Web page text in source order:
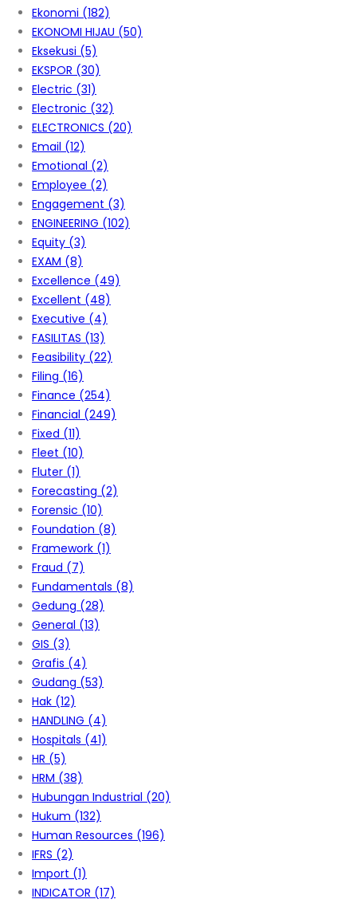
Ekonomi (182)
EKONOMI HIJAU (50)
Eksekusi (5)
EKSPOR (30)
Electric (31)
Electronic (32)
ELECTRONICS (20)
Email (12)
Emotional (2)
Employee (2)
Engagement (3)
ENGINEERING (102)
Equity (3)
EXAM (8)
Excellence (49)
Excellent (48)
Executive (4)
FASILITAS (13)
Feasibility (22)
Filing (16)
Finance (254)
Financial (249)
Fixed (11)
Fleet (10)
Fluter (1)
Forecasting (2)
Forensic (10)
Foundation (8)
Framework (1)
Fraud (7)
Fundamentals (8)
Gedung (28)
General (13)
GIS (3)
Grafis (4)
Gudang (53)
Hak (12)
HANDLING (4)
Hospitals (41)
HR (5)
HRM (38)
Hubungan Industrial (20)
Hukum (132)
Human Resources (196)
IFRS (2)
Import (1)
INDICATOR (17)